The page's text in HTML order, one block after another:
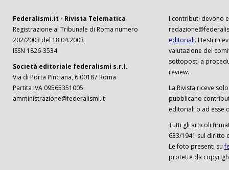
Federalismi.it - Rivista Telematica
Registrazione al Tribunale di Roma numero
202/2003 del 18.04.2003
ISSN 1826-3534
Società editoriale federalismi s.r.l.
Via di Porta Pinciana, 6 00187 Roma
Partita IVA 09565351005
amministrazione@federalismi.it
I contributi devono
editoriali. I testi
valutazione del
sottoposti a
review.
La Rivista riceve
pubblicano
editoriali o ad esse
Tutti gli articoli
633/1941 sul diritto
Le foto presenti su
protette da